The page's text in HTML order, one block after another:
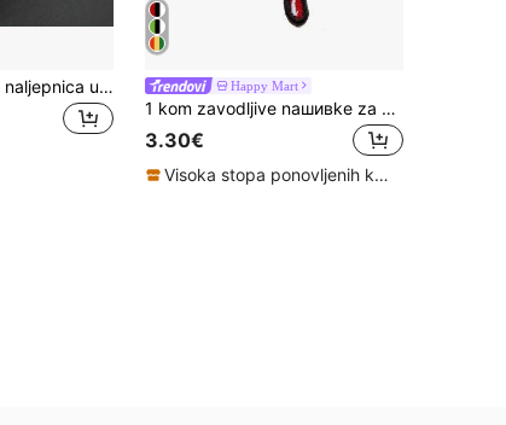
1 kom svjetlucavih naljepnica u obliku srca s cirkonima, aplikacija, naljepnice za peglu za odjeću, kape, torbe, ukras za Valentinovo, ljeto, školu Happy Mart
1 kom zavodljive naшивke za usne, senzualna izvezena značka s crvenim jezikom, vezena naшивka od poliesterskog tekstila "uradi sam", odjeća za sva godišnja doba, dodaci, obuća, ukras za šešire
3.30€
Visoka stopa ponovljenih kupaca